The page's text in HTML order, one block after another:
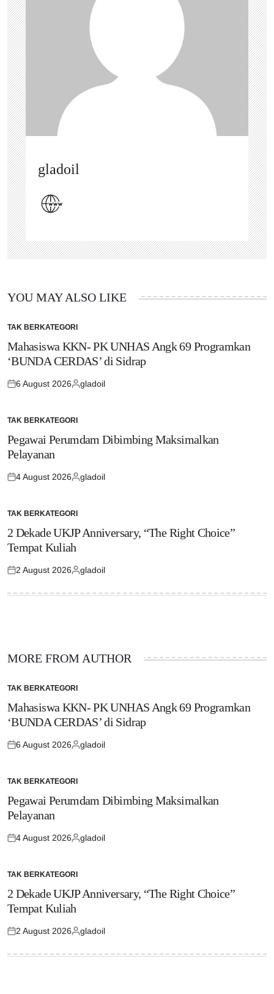
gladoil
YOU MAY ALSO LIKE
POSTED
IN
TAK BERKATEGORI
Mahasiswa KKN- PK UNHAS Angk 69 Programkan
‘BUNDA CERDAS’ di Sidrap
Posted
6 August 2026
Posted
gladoil
POSTED
IN
TAK BERKATEGORI
Pegawai Perumdam Dibimbing Maksimalkan
Pelayanan
Posted
4 August 2026
Posted
gladoil
POSTED
IN
TAK BERKATEGORI
2 Dekade UKJP Anniversary, “The Right Choice”
Tempat Kuliah
Posted
2 August 2026
Posted
gladoil
MORE FROM AUTHOR
POSTED
IN
TAK BERKATEGORI
Mahasiswa KKN- PK UNHAS Angk 69 Programkan
‘BUNDA CERDAS’ di Sidrap
Posted
6 August 2026
Posted
gladoil
POSTED
IN
TAK BERKATEGORI
Pegawai Perumdam Dibimbing Maksimalkan
Pelayanan
Posted
4 August 2026
Posted
gladoil
POSTED
IN
TAK BERKATEGORI
2 Dekade UKJP Anniversary, “The Right Choice”
Tempat Kuliah
Posted
2 August 2026
Posted
gladoil